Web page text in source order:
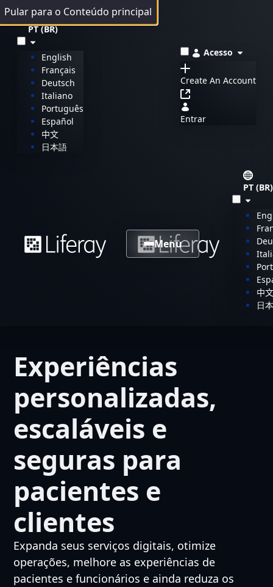
Pular para o Conteúdo principal
PT (BR)
English
Français
Deutsch
Italiano
Português
Español
中文
日本語
Acesso
Create An Account
Entrar
Menu
PT (BR)
中文
日
Experiências
personalizadas,
escaláveis e
seguras para
pacientes e
clientes
Expanda seus serviços digitais, otimize
operações, melhore as experiências de
pacientes e funcionários e ainda reduza os